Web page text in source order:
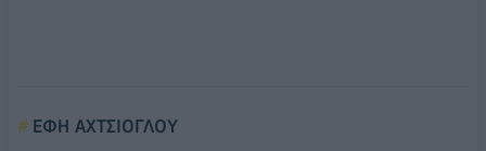
ΕΦΗ ΑΧΤΣΙΟΓΛΟΥ